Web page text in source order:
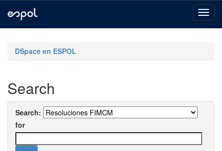
navigationDSpace en ESPOL
Search
Search:
for